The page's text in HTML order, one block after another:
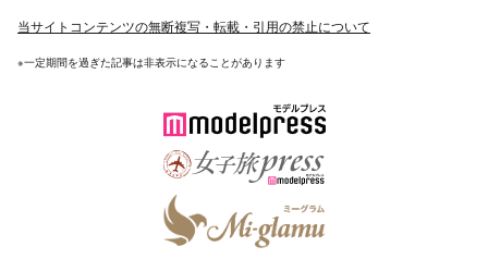
当サイトコンテンツの無断複写・転載・引用の禁止について
※一定期間を過ぎた記事は非表示になることがあります